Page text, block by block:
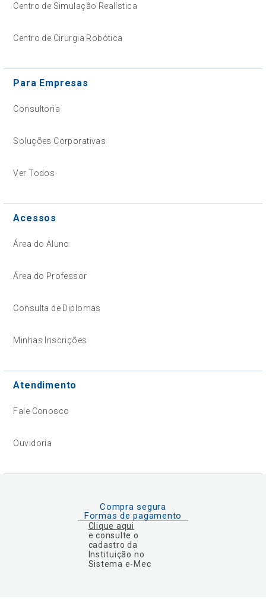
Centro de Simulação Realística
Centro de Cirurgia Robótica
Para Empresas
Consultoria
Soluções Corporativas
Ver Todos
Acessos
Área do Aluno
Área do Professor
Consulta de Diplomas
Minhas Inscrições
Atendimento
Fale Conosco
Ouvidoria
Compra segura
Formas de pagamento
Clique aqui
e consulte o
cadastro da
Instituição no
Sistema e-Mec